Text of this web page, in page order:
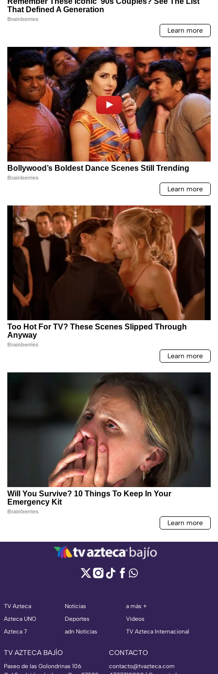
TV Azteca
Azteca UNO
Azteca 7
Noticias
Deportes
adn Noticias
a más +
Videos
TV Azteca Internacional
TV AZTECA BAJÍO
Paseo de las Golondrinas 106
CONTACTO
contacto@tvazteca.com